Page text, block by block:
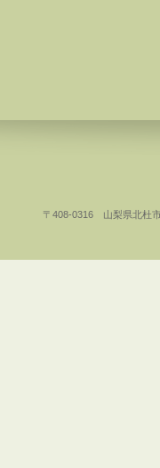
〒408-0316 山梨県北杜